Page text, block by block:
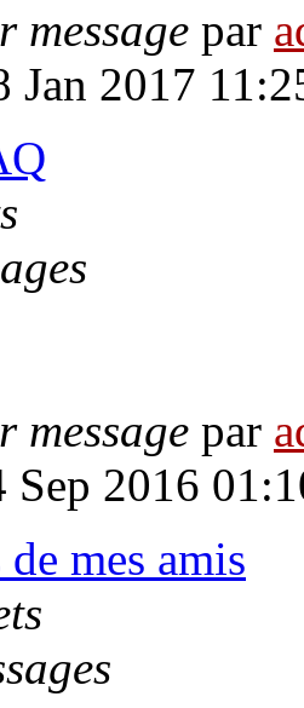
message par
Jan 2017
message par
Sep 2016
mes amis